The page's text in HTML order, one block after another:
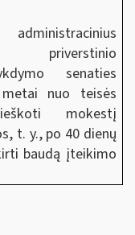
priverstinio
senaties
nuo teisės
mokestį
t. y., po 40 dienų
baudą įteikimo